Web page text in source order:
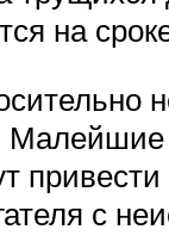
на
с